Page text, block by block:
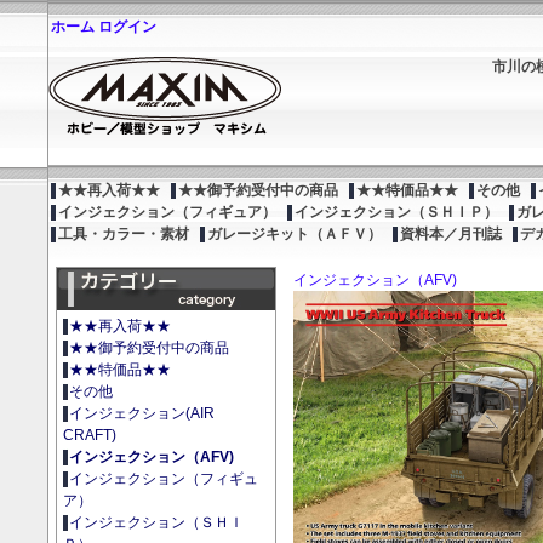
ホーム ログイン
市川の
★★再入荷★★ ★★御予約受付中の商品 ★★特価品★★ その他
インジェクション（フィギュア）
インジェクション（ＳＨＩＰ）
ガ
工具・カラー・素材
ガレージキット（ＡＦＶ） 資料本／月刊誌 デ
★★再入荷★★
★★御予約受付中の商品
★★特価品★★
その他
インジェクション(AIR
CRAFT)
インジェクション（AFV)
インジェクション（フィギュ
ア）
インジェクション（ＳＨＩ
インジェクション（AFV)